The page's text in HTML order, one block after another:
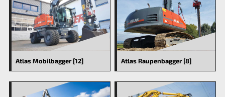
Atlas Mobilbagger [12] Atlas Raupenbagger [8]